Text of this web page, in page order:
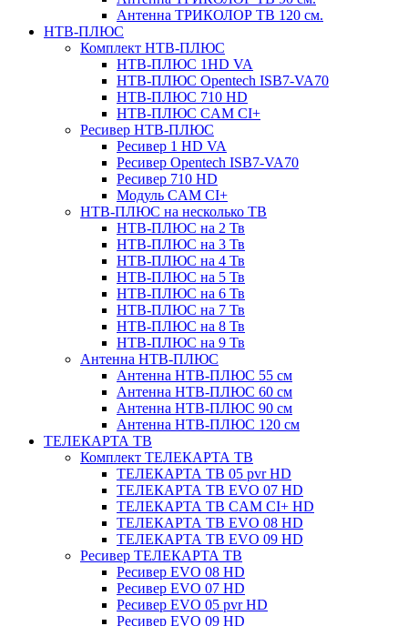
Антенна ТРИКОЛОР ТВ 120 см.
НТВ-ПЛЮС
Комплект НТВ-ПЛЮС
НТВ-ПЛЮС 1HD VA
НТВ-ПЛЮС Opentech ISB7-VA70
НТВ-ПЛЮС 710 HD
НТВ-ПЛЮС CAM CI+
Ресивер НТВ-ПЛЮС
Ресивер 1 HD VA
Ресивер Opentech ISB7-VA70
Ресивер 710 HD
Модуль CAM CI+
НТВ-ПЛЮС на несколько ТВ
НТВ-ПЛЮС на 2 Тв
НТВ-ПЛЮС на 3 Тв
НТВ-ПЛЮС на 4 Тв
НТВ-ПЛЮС на 5 Тв
НТВ-ПЛЮС на 6 Тв
НТВ-ПЛЮС на 7 Тв
НТВ-ПЛЮС на 8 Тв
НТВ-ПЛЮС на 9 Тв
Антенна НТВ-ПЛЮС
Антенна НТВ-ПЛЮС 55 см
Антенна НТВ-ПЛЮС 60 см
Антенна НТВ-ПЛЮС 90 см
Антенна НТВ-ПЛЮС 120 см
ТЕЛЕКАРТА ТВ
Комплект ТЕЛЕКАРТА ТВ
ТЕЛЕКАРТА ТВ 05 pvr HD
ТЕЛЕКАРТА ТВ EVO 07 HD
ТЕЛЕКАРТА ТВ CAM CI+ HD
ТЕЛЕКАРТА ТВ EVO 08 HD
ТЕЛЕКАРТА ТВ EVO 09 HD
Ресивер ТЕЛЕКАРТА ТВ
Ресивер EVO 08 HD
Ресивер EVO 07 HD
Ресивер EVO 05 pvr HD
Ресивер EVO 09 HD